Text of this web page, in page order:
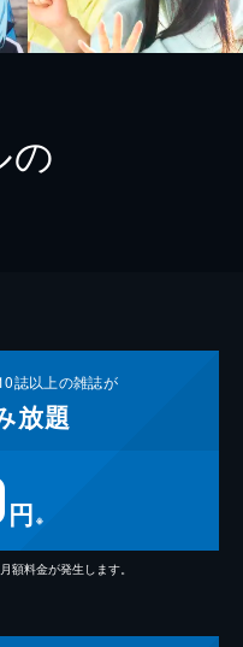
の
誌以上の雑誌が
放題
円 ※
額料金が発生します。